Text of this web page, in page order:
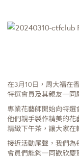
在3月10日，周大福在
特選會員及其親友一同
專業花藝師開始向特
他們親手製作精美的花
精緻下午茶，讓大家在
接近活動尾聲，我們為
會員們能夠一同歡欣慶